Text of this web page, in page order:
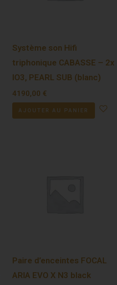
Système son Hifi
triphonique CABASSE – 2x
IO3, PEARL SUB (blanc)
4190,00 €
AJOUTER AU PANIER
Paire d’enceintes FOCAL
ARIA EVO X N3 black